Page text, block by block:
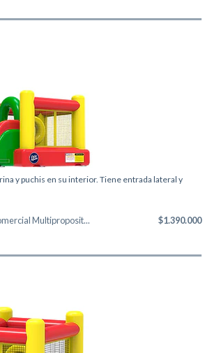
y puchis en su interior. Tiene entrada lateral y
Multiproposit... $1.390.000